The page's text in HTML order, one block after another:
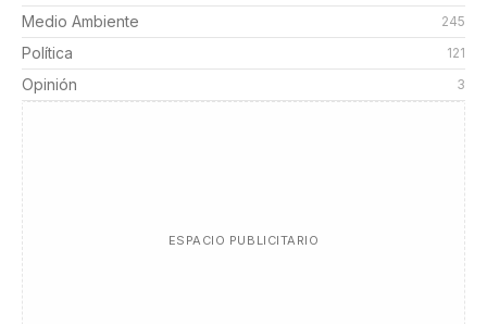
Medio Ambiente 245
Política 121
Opinión 3
ESPACIO PUBLICITARIO